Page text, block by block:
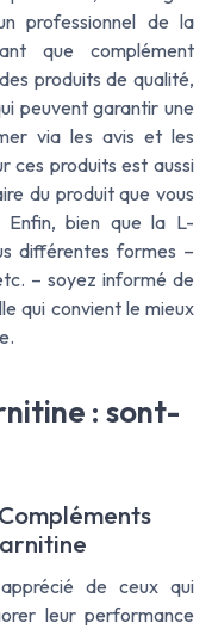
professionnel de la
que complément
produits de qualité,
peuvent garantir une
via les avis et les
ces produits est aussi
du produit que vous
Enfin, bien que la L-
différentes formes –
– soyez informé de
qui convient le mieux
: sont-
de ceux qui
leur performance